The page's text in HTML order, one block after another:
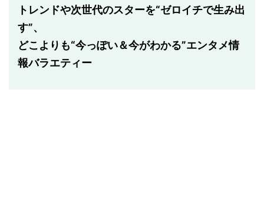
トレンドや次世代のスターを“ゼロイチで生み出
す”、
どこよりも“今っぽい＆今がわかる”エンタメ情
報バラエティー